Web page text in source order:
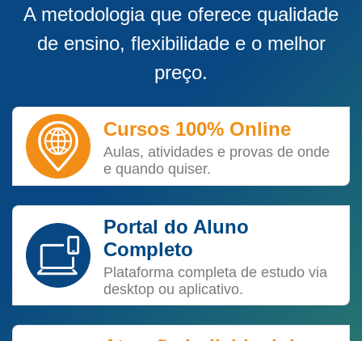
A metodologia que oferece qualidade
de ensino, flexibilidade e o melhor
preço.
Cursos 100% Online
Aulas, atividades e provas de onde
e quando quiser.
Portal do Aluno
Completo
Plataforma completa de estudo via
desktop ou aplicativo.